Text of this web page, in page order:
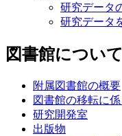
研究データ
研究データ
図書館について
附属図書館の概要
図書館の移転に
研究開発室
出版物